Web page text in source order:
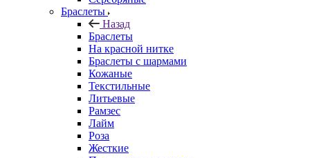
Браслеты
Назад
Браслеты
На красной нитке
Браслеты с шармами
Кожаные
Текстильные
Литьевые
Рамзес
Лайм
Роза
Жесткие